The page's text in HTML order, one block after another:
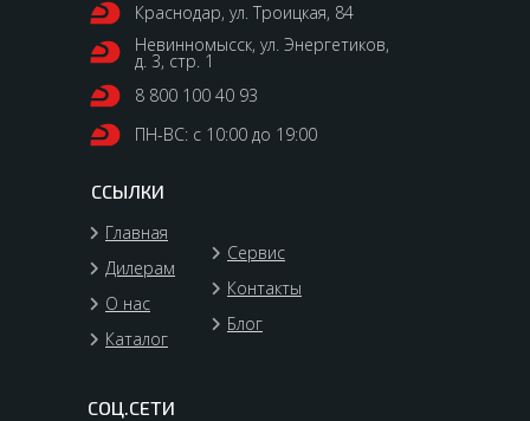
Краснодар, ул. Троицкая, 84
Невинномысск, ул. Энергетиков,
д. 3, стр. 1
8 800 100 40 93
ПН-ВС: с 10:00 до 19:00
Главная
Дилерам
О нас
Блог
Контакты
Сервис
Каталог
ССЫЛКИ
СОЦ.СЕТИ